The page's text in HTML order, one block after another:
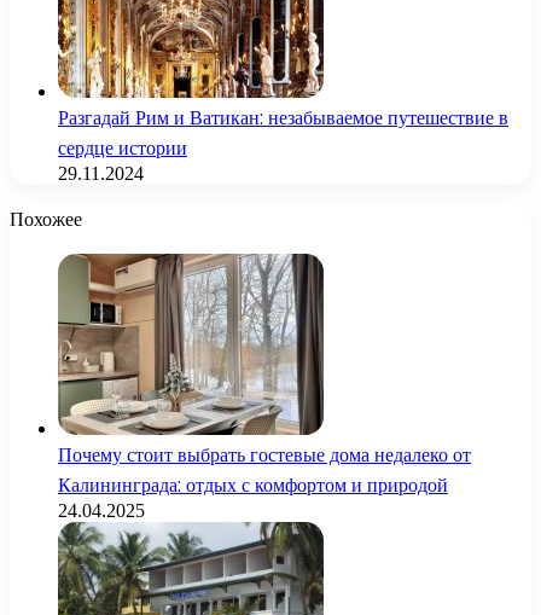
Разгадай Рим и Ватикан: незабываемое путешествие в
сердце истории
29.11.2024
Похожее
Почему стоит выбрать гостевые дома недалеко от
Калининграда: отдых с комфортом и природой
24.04.2025